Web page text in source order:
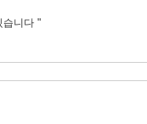
습니다 "